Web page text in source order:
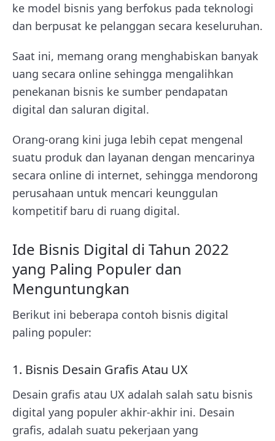
ke model bisnis yang berfokus pada teknologi
dan berpusat ke pelanggan secara keseluruhan.
Saat ini, memang orang menghabiskan banyak
uang secara online sehingga mengalihkan
penekanan bisnis ke sumber pendapatan
digital dan saluran digital.
Orang-orang kini juga lebih cepat mengenal
suatu produk dan layanan dengan mencarinya
secara online di internet, sehingga mendorong
perusahaan untuk mencari keunggulan
kompetitif baru di ruang digital.
Ide Bisnis Digital di Tahun 2022
yang Paling Populer dan
Menguntungkan
Berikut ini beberapa contoh bisnis digital
paling populer:
1. Bisnis Desain Grafis Atau UX
Desain grafis atau UX adalah salah satu bisnis
digital yang populer akhir-akhir ini. Desain
grafis, adalah suatu pekerjaan yang